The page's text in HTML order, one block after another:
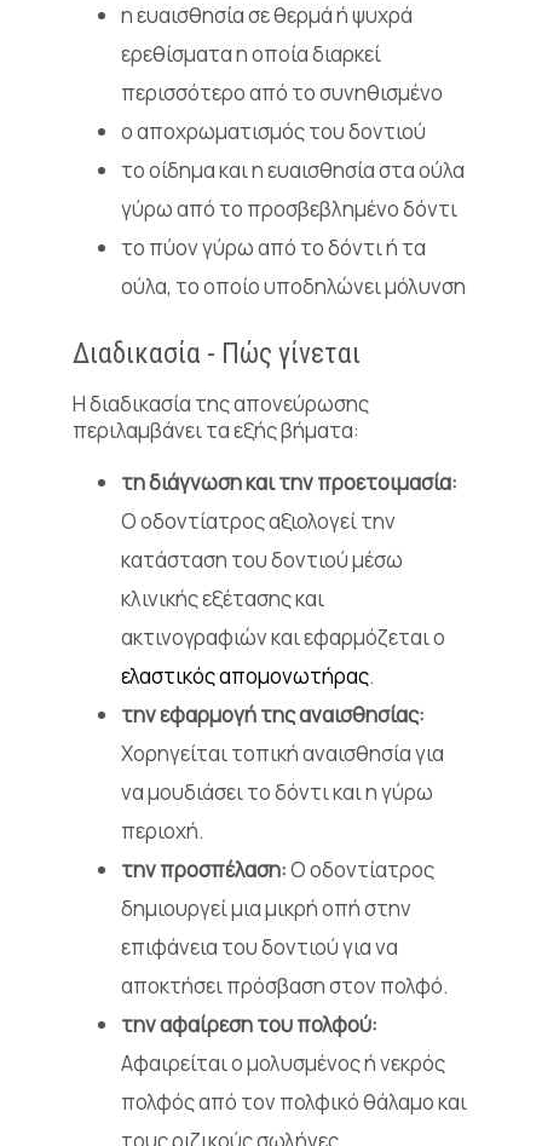
η ευαισθησία σε θερμά ή ψυχρά
ερεθίσματα η οποία διαρκεί
περισσότερο από το συνηθισμένο
ο αποχρωματισμός του δοντιού
το οίδημα και η ευαισθησία στα ούλα
γύρω από το προσβεβλημένο δόντι
το πύον γύρω από το δόντι ή τα
ούλα, το οποίο υποδηλώνει μόλυνση
Διαδικασία - Πώς γίνεται
Η διαδικασία της απονεύρωσης
περιλαμβάνει τα εξής βήματα:
τη διάγνωση και την προετοιμασία:
Ο οδοντίατρος αξιολογεί την
κατάσταση του δοντιού μέσω
κλινικής εξέτασης και
ακτινογραφιών και εφαρμόζεται ο
ελαστικός απομονωτήρας.
την εφαρμογή της αναισθησίας:
Χορηγείται τοπική αναισθησία για
να μουδιάσει το δόντι και η γύρω
περιοχή.
την προσπέλαση:Ο οδοντίατρος
δημιουργεί μια μικρή οπή στην
επιφάνεια του δοντιού για να
αποκτήσει πρόσβαση στον πολφό.
την αφαίρεση του πολφού:
Αφαιρείται ο μολυσμένος ή νεκρός
πολφός από τον πολφικό θάλαμο και